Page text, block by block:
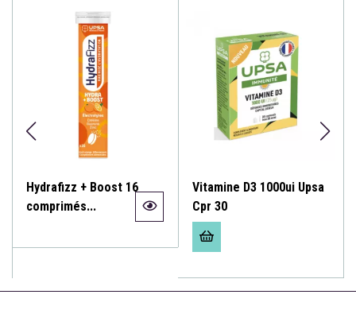
Hydrafizz + Boost 16
comprimés...
Vitamine D3 1000ui Upsa
Cpr 30